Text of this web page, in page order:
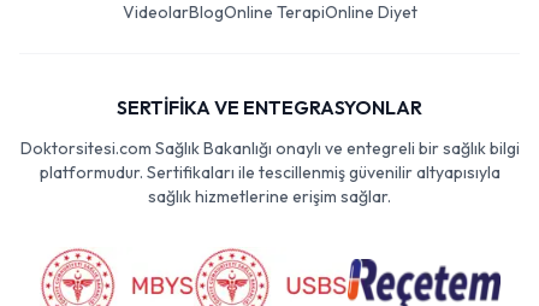
VideolarBlogOnline TerapiOnline Diyet
SERTİFİKA VE ENTEGRASYONLAR
Doktorsitesi.com Sağlık Bakanlığı onaylı ve entegreli bir sağlık bilgi
platformudur. Sertifikaları ile tescillenmiş güvenilir altyapısıyla
sağlık hizmetlerine erişim sağlar.